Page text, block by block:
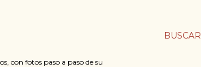
BUSCAR
con fotos paso a paso de su